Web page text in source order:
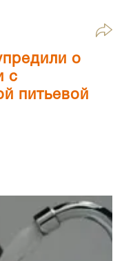
о
с
питьевой